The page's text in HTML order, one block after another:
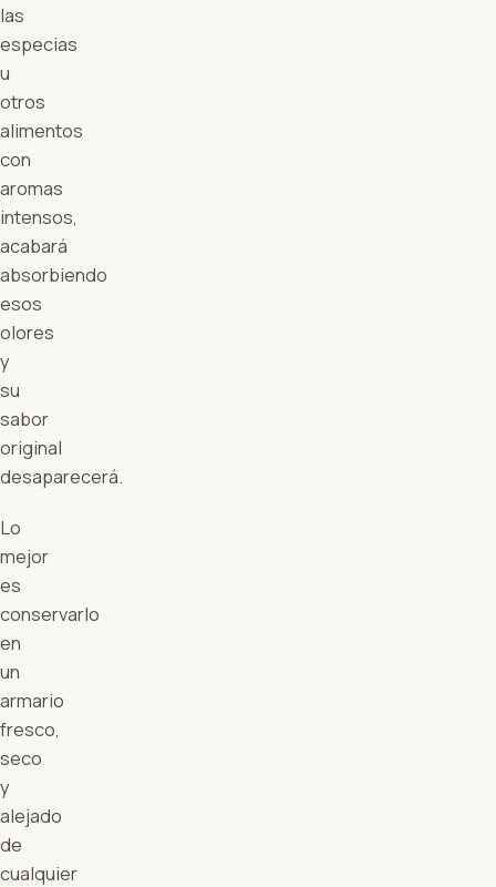
las
especias
u
otros
alimentos
con
aromas
intensos,
acabará
absorbiendo
esos
olores
y
su
sabor
original
desaparecerá.
Lo
mejor
es
conservarlo
en
un
armario
fresco,
seco
y
alejado
de
cualquier